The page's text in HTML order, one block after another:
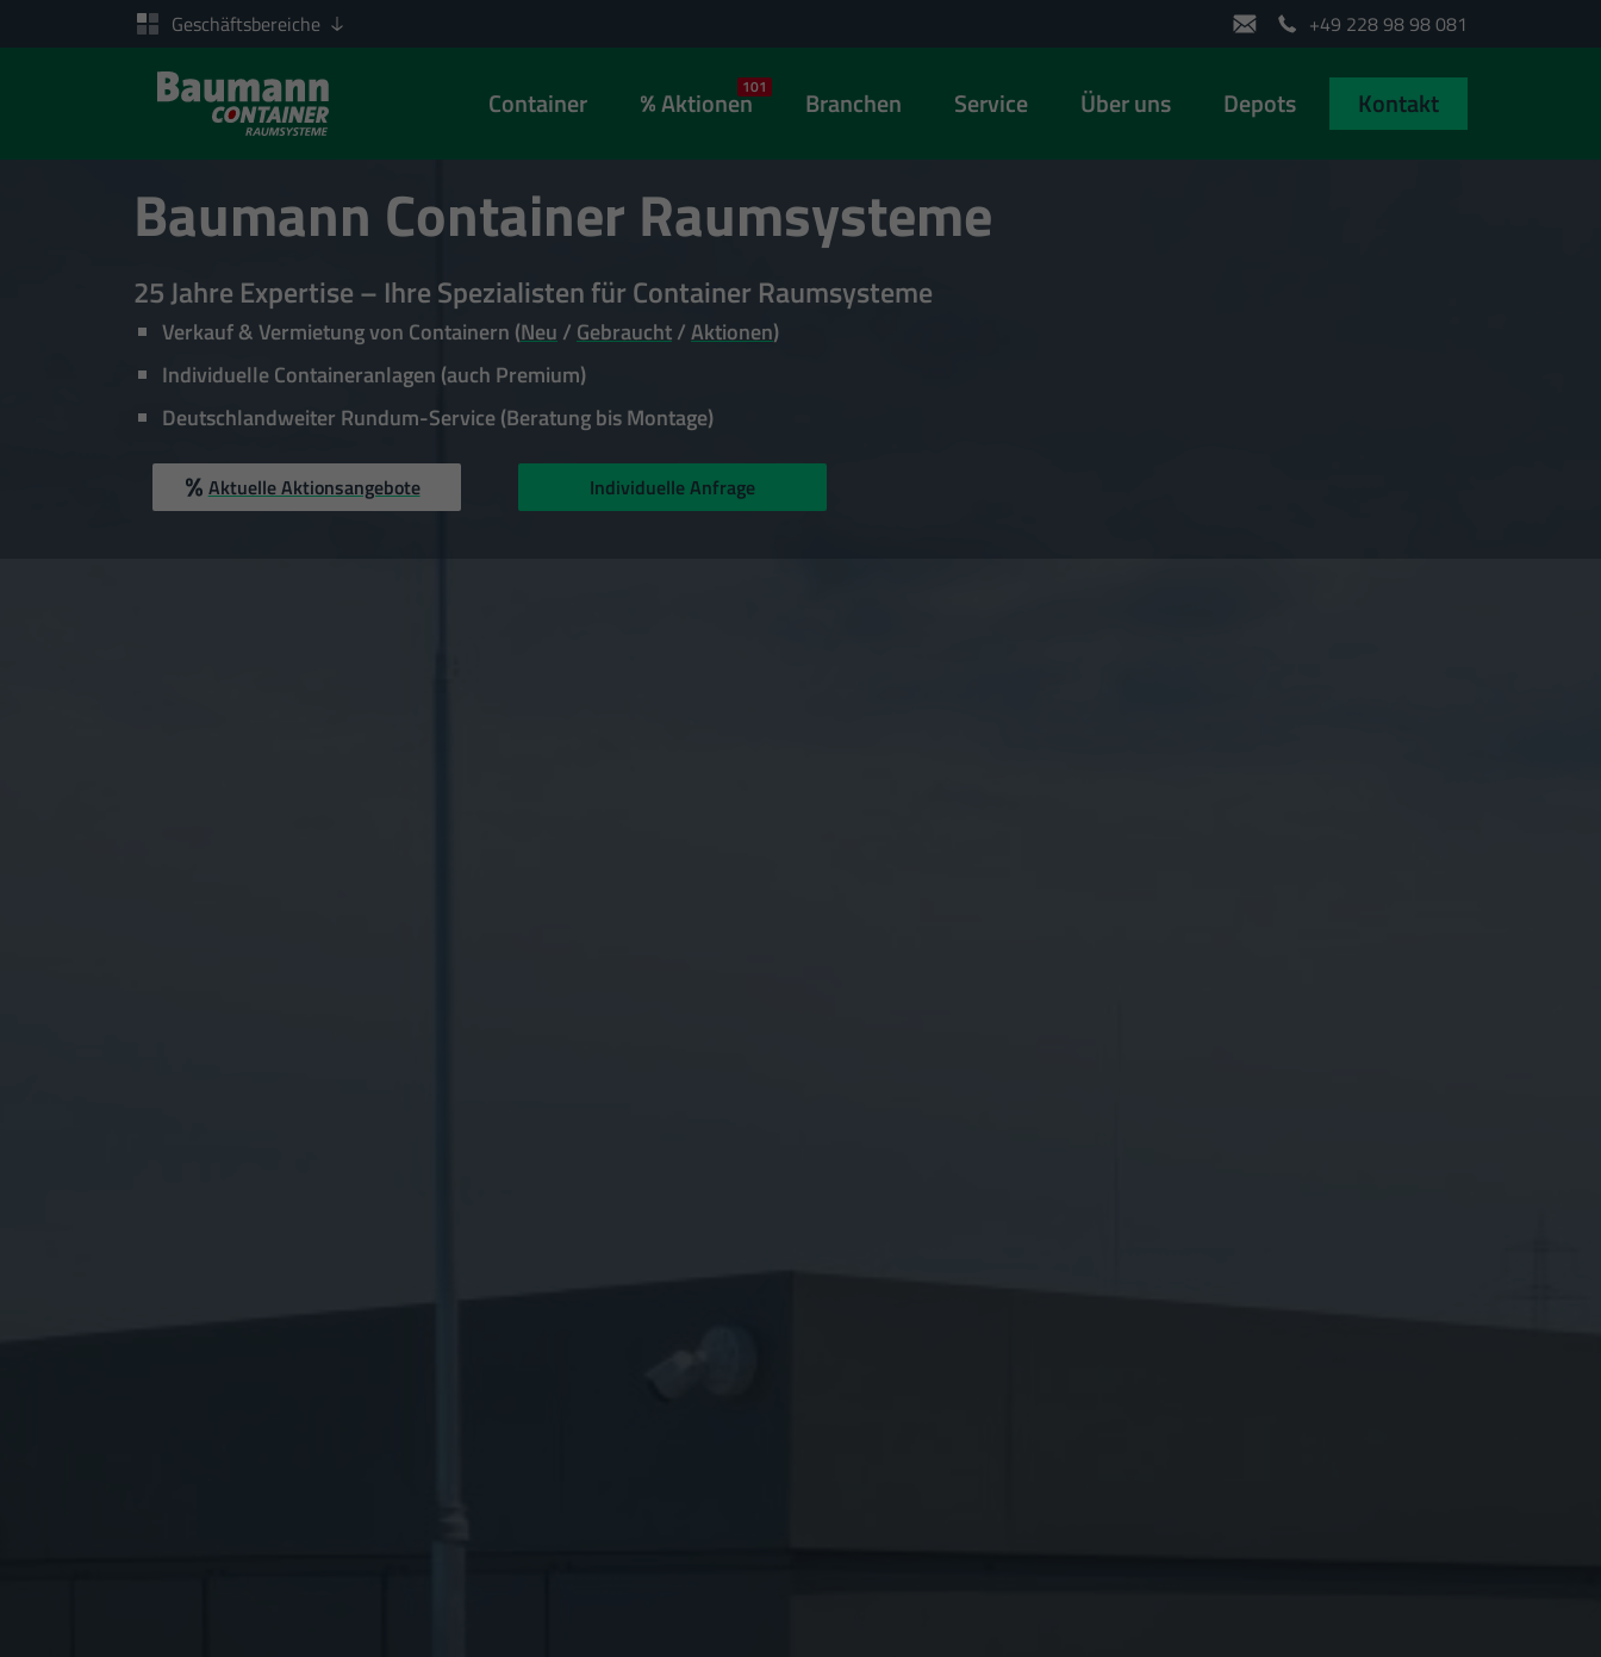
Zum Inhalt springen
Geschäftsbereiche +49 228 98 98 081
Container Aktionen101 Branchen Service Über uns Depots Kontakt
Baumann Container Raumsysteme
25 Jahre Expertise – Ihre Spezialisten für Container Raumsysteme
Verkauf & Vermietung von Containern (Neu / Gebraucht/Aktionen)
Individuelle Containeranlagen (auch Premium)
Deutschlandweiter Rundum-Service (Beratung bis Montage)
Aktuelle Aktionsangebote Individuelle Anfrage